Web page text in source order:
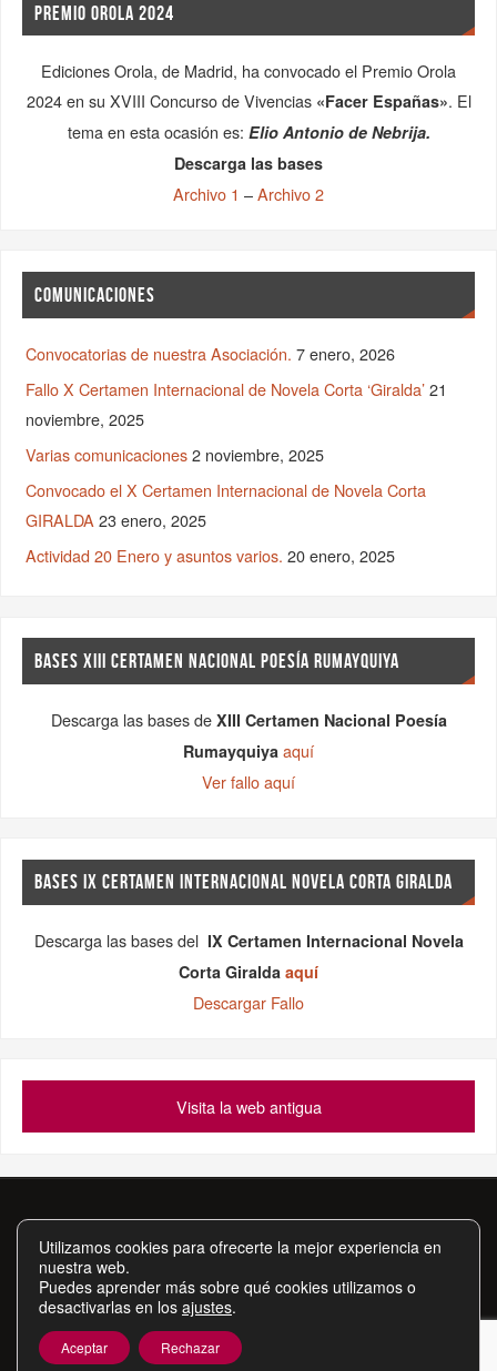
PREMIO OROLA 2024
Ediciones Orola, de Madrid, ha convocado el Premio Orola
2024 en su XVIII Concurso de Vivencias «Facer Españas». El
tema en esta ocasión es: Elio Antonio de Nebrija.
Descarga las bases
Archivo 1 –Archivo 2
COMUNICACIONES
Convocatorias de nuestra Asociación. 7 enero, 2026
Fallo X Certamen Internacional de Novela Corta ‘Giralda’ 21
noviembre, 2025
Varias comunicaciones 2 noviembre, 2025
Convocado el X Certamen Internacional de Novela Corta
GIRALDA 23 enero, 2025
Actividad 20 Enero y asuntos varios. 20 enero, 2025
BASES XIII CERTAMEN NACIONAL POESÍA RUMAYQUIYA
Descarga las bases de XIII Certamen Nacional Poesía
Rumayquiya aquí
Ver fallo aquí
BASES IX CERTAMEN INTERNACIONAL NOVELA CORTA GIRALDA
Descarga las bases del IX Certamen Internacional Novela
Corta Giralda aquí
Descargar Fallo
Visita la web antigua
Asociación Cultural Artístico-Literaria Itimad
Apartado de Correos 276, 41080, Sevilla Tf.
639 49 33 99 - 648 06 52 73 - 659 54 45 97 - 630 10 15 13
asociacionitimad@hotmail.com
Inscrita en el Registro de Asociaciones de la Junta de Andalucía
Utilizamos cookies para ofrecerte la mejor experiencia en
nuestra web.
Puedes aprender más sobre qué cookies utilizamos o
desactivarlas en los ajustes.
Aceptar Rechazar